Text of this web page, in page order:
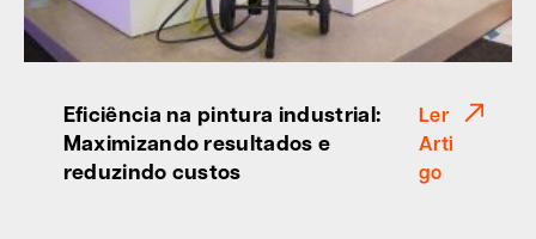
Eficiência na pintura industrial:
Maximizando resultados e
reduzindo custos
Ler
Arti
go